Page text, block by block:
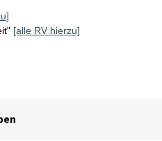
[alle RV hierzu]